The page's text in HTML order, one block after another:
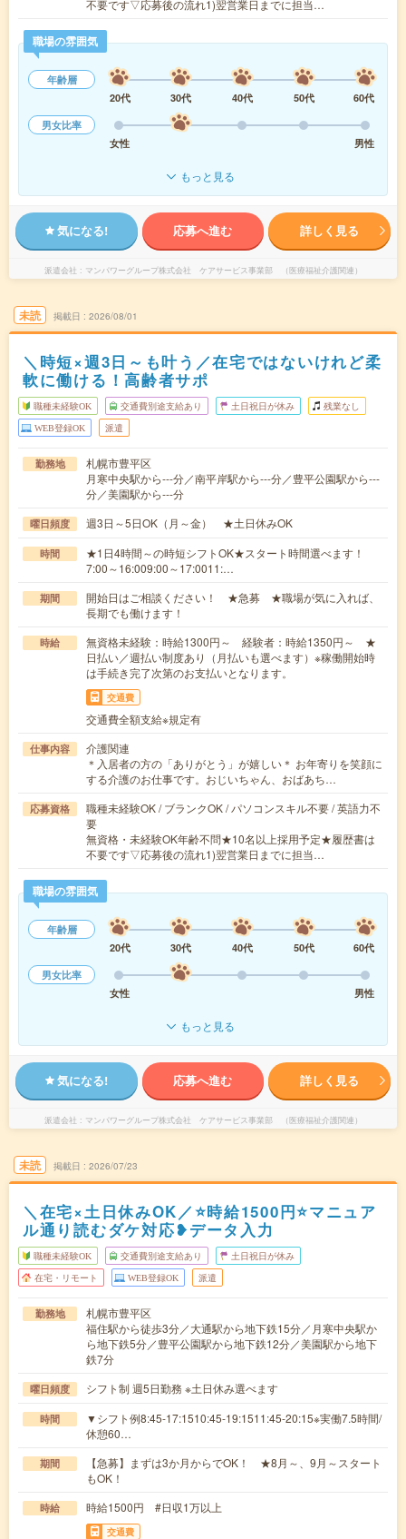
不要です▽応募後の流れ1)翌営業日までに担当…
職場の雰囲気
年齢層
20代
30代 40代 50代
60代
男女比率
女性
男性
もっと見る
気になる! 応募へ進む 詳しく見る
派遣会社 マンパワーグループ株式会社 ケアサービス事業部 （医療福祉介護関連）
未読 掲載日 2026/08/01
＼時短×週3日～も叶う／在宅ではないけれど柔
軟に働ける！高齢者サポ
職種未経験OK 交通費別途支給あり 土日祝日が休み 残業なし
WEB登録OK 派遣
勤務地
札幌市豊平区
月寒中央駅から---分／南平岸駅から---分／豊平公園駅から---
分／美園駅から---分
曜日頻度 週3日～5日OK（月～金） ★土日休みOK
時間
★1日4時間～の時短シフトOK★スタート時間選べます！
7:00～16:009:00～17:0011:…
期間
開始日はご相談ください！ ★急募 ★職場が気に入れば、
長期でも働けます！
時給
無資格未経験：時給1300円～ 経験者：時給1350円～ ★
日払い／週払い制度あり（月払いも選べます）※稼働開始時
は手続き完了次第のお支払いとなります。
交通費
交通費全額支給※規定有
仕事内容
介護関連
＊入居者の方の「ありがとう」が嬉しい＊ お年寄りを笑顔に
する介護のお仕事です。おじいちゃん、おばあち…
応募資格
職種未経験OK / ブランクOK / パソコンスキル不要 / 英語力不
要
無資格・未経験OK年齢不問★10名以上採用予定★履歴書は
不要です▽応募後の流れ1)翌営業日までに担当…
職場の雰囲気
年齢層
20代
30代 40代 50代
60代
男女比率
女性
男性
もっと見る
気になる! 応募へ進む 詳しく見る
派遣会社 マンパワーグループ株式会社 ケアサービス事業部 （医療福祉介護関連）
未読 掲載日 2026/07/23
＼在宅×土日休みOK／⭐時給1500円⭐マニュア
ル通り読むダケ対応❥データ入力
職種未経験OK 交通費別途支給あり 土日祝日が休み
在宅・リモート WEB登録OK 派遣
勤務地
札幌市豊平区
福住駅から徒歩3分／大通駅から地下鉄15分／月寒中央駅か
ら地下鉄5分／豊平公園駅から地下鉄12分／美園駅から地下
鉄7分
曜日頻度 シフト制 週5日勤務 ※土日休み選べます
時間
▼シフト例8:45-17:1510:45-19:1511:45-20:15※実働7.5時間/
休憩60…
期間
【急募】まずは3か月からでOK！ ★8月～、9月～スタート
もOK！
時給 時給1500円 #日収1万以上
交通費